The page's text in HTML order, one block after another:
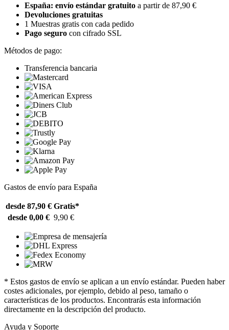
España: envío estándar gratuito a partir de 87,90 €
Devoluciones gratuitas
1 Muestras gratis con cada pedido
Pago seguro con cifrado SSL
Métodos de pago:
Transferencia bancaria
Gastos de envío para España
desde 87,90 € Gratis*
desde 0,00 € 9,90 €
* Estos gastos de envío se aplican a un envío estándar. Pueden haber
costes adicionales, por ejemplo, debido al peso, tamaño o
características de los productos. Encontrarás esta información
directamente en la descripción del producto.
Ayuda y Soporte